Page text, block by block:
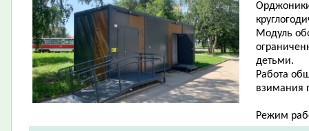
Модуль
детьми.
Работа
взимания
Режим